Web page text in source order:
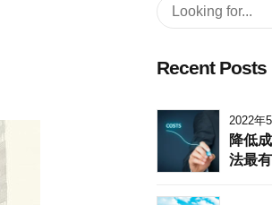
Recent Posts
2022年
降低
法最